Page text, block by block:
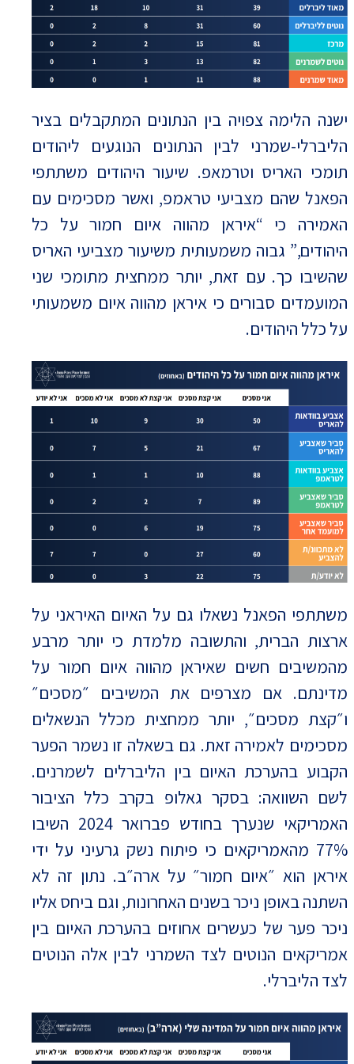
ישנה הלימה צפויה בין הנתונים המתקבלים בציר
הליברלי-שמרני לבין הנתונים הנוגעים ליהודים
תומכי האריס וטרמאפ. שיעור היהודים משתתפי
הפאנל שהם מצביעי טראמפ, ואשר מסכימים עם
האמירה כי “איראן מהווה איום חמור על כל
היהודים,” גבוה משמעותית משיעור מצביעי האריס
שהשיבו כך. עם זאת, יותר ממחצית מתומכי שני
המועמדים סבורים כי איראן מהווה איום משמעותי
על כלל היהודים.
משתתפי הפאנל נשאלו גם על האיום האיראני על
ארצות הברית, והתשובה מלמדת כי יותר מרבע
מהמשיבים חשים שאיראן מהווה איום חמור על
מדינתם. אם מצרפים את המשיבים ״מסכים״
ו״קצת מסכים״, יותר ממחצית מכלל הנשאלים
מסכימים לאמירה זאת. גם בשאלה זו נשמר הפער
הקבוע בהערכת האיום בין הליברלים לשמרנים.
לשם השוואה: בסקר גאלופ בקרב כלל הציבור
האמריקאי שנערך בחודש פברואר 2024 השיבו
77% מהאמריקאים כי פיתוח נשק גרעיני על ידי
איראן הוא ״איום חמור״ על ארה״ב. נתון זה לא
השתנה באופן ניכר בשנים האחרונות, וגם ביחס אליו
ניכר פער של כעשרים אחוזים בהערכת האיום בין
אמריקאים הנוטים לצד השמרני לבין אלה הנוטים
לצד הליברלי.